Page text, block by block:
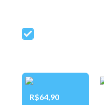
R$64,90